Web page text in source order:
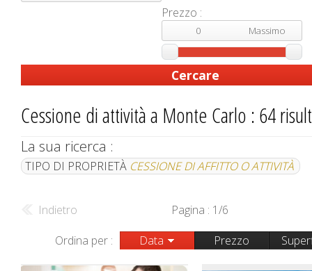
Cessione di attività a Monte Carlo : 64
La sua ricerca :
TIPO DI PROPRIETÀ CESSIONE DI AFFITTO O ATTIVITÀ
Indietro
Pagina : 1/6
Ordina per :
Data Prezzo
Prezzo :